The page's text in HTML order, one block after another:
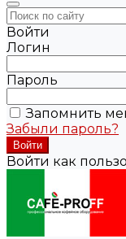
Войти
Логин
Пароль
Запомнить
Забыли пароль?
Войти как